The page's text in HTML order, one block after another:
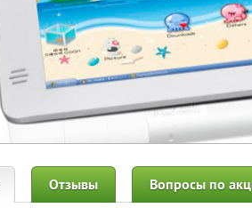
Отзывы Вопросы по